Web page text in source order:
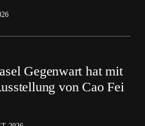
Gegenwart hat mit
von Cao Fei